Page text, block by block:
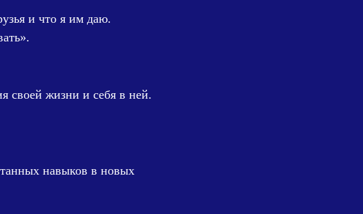
и что я им даю.
своей жизни и себя в ней.
навыков в новых